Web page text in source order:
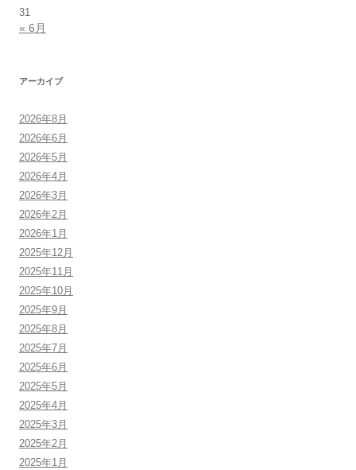
31
« 6月
アーカイブ
2026年8月
2026年6月
2026年5月
2026年4月
2026年3月
2026年2月
2026年1月
2025年12月
2025年11月
2025年10月
2025年9月
2025年8月
2025年7月
2025年6月
2025年5月
2025年4月
2025年3月
2025年2月
2025年1月